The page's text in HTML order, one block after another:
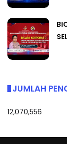
JUMLAH
12,070,556